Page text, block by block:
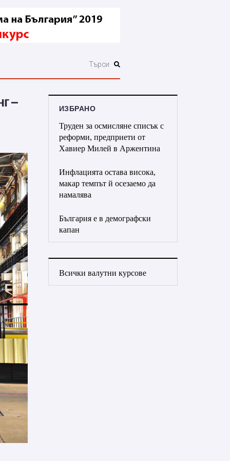
–
ИЗБРАНО
Труден за осмисляне списък с
реформи, предприети от
Хавиер Милей в Аржентина
Инфлацията остава висока,
макар темпът й осезаемо да
намалява
България е в демографски
капан
Всички валутни курсове